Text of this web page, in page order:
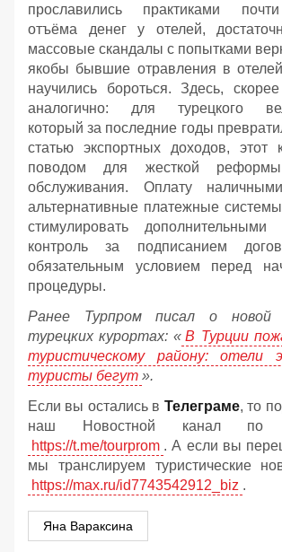
прославились практиками
отъёма денег у отелей,
массовые скандалы с попытками
якобы бывшие отравления в
научились бороться. Здесь,
аналогично: для турецкого
который за последние годы
статью экспортных доходов, этот
поводом для жесткой реформы
обслуживания. Оплату
альтернативные платежные
стимулировать
контроль за подписанием
обязательным условием перед
процедуры.
Ранее Турпром писал о новой
турецких курортах: « В Турции
туристическому району: отели
туристы бегут ».
Если вы остались в Телеграме, то
наш Новостной канал по
https://t.me/tourprom . А если вы
мы транслируем туристические
https://max.ru/id7743542912_biz .
Яна Вараксина